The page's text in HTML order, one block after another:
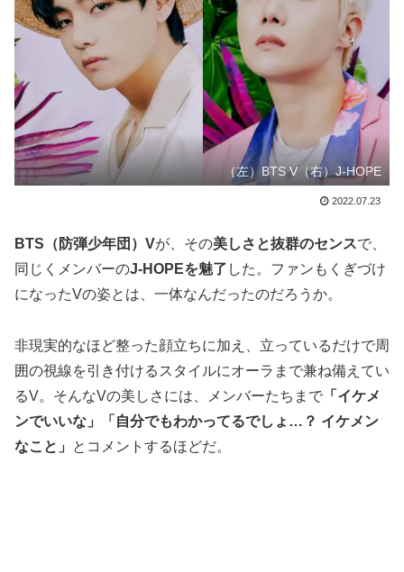
（左）BTS V（右）J-HOPE
2022.07.23
BTS（防弾少年団）Vが、その美しさと抜群のセンスで、
同じくメンバーのJ-HOPEを魅了 した。ファンもくぎづけ
になったVの姿とは、一体なんだったのだろうか。
非現実的なほど整った顔立ちに加え、立っているだけで周
囲の視線を引き付けるスタイルにオーラまで兼ね備えてい
るV。そんなVの美しさには、メンバーたちまで 「イケメ
ンでいいな」「自分でもわかってるでしょ…？ イケメン
なこと」
とコメントするほどだ。